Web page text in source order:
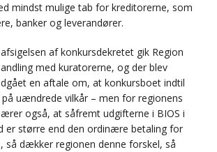
mindst mulige tab for kreditorerne, som
banker og leverandører.
af konkursdekretet gik Region
med kuratorerne, og der blev
en aftale om, at konkursboet indtil
på uændrede vilkår – men for regionens
også, at såfremt udgifterne i BIOS i
er større end den ordinære betaling for
så dækker regionen denne forskel, så